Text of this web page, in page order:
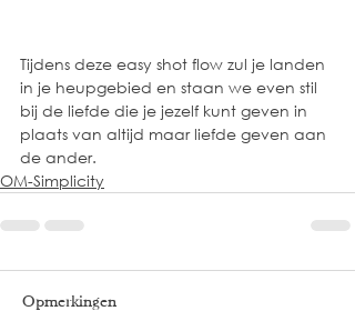
Tijdens deze easy shot flow zul je landen
in je heupgebied en staan we even stil
bij de liefde die je jezelf kunt geven in
plaats van altijd maar liefde geven aan
de ander.
OM-Simplicity
Opmerkingen